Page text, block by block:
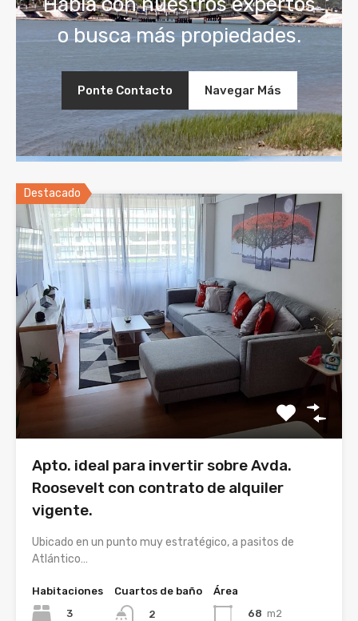
o busca más propiedades.
Ponte Contacto Navegar Más
Destacado
Apto. ideal para invertir sobre Avda.
Roosevelt con contrato de alquiler
vigente.
Ubicado en un punto muy estratégico, a pasitos de
Atlántico…
Habitaciones
3
Cuartos de baño
2
Área
68 m2